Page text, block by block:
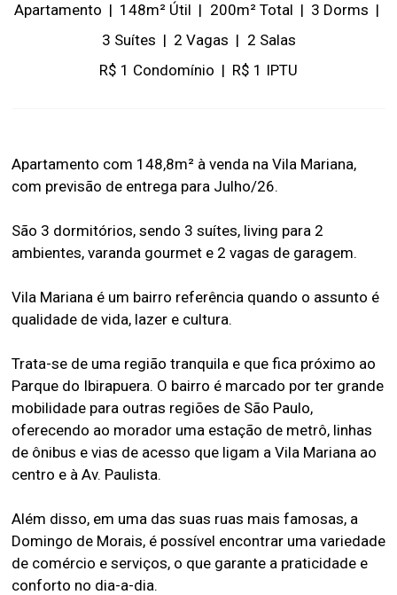
Apartamento | 148m² Útil | 200m² Total | 3 Dorms |
3 Suítes | 2 Vagas | 2 Salas
R$ 1 Condomínio | R$ 1 IPTU
Apartamento com 148,8m² à venda na Vila Mariana,
com previsão de entrega para Julho/26.
São 3 dormitórios, sendo 3 suítes, living para 2
ambientes, varanda gourmet e 2 vagas de garagem.
Vila Mariana é um bairro referência quando o assunto é
qualidade de vida, lazer e cultura.
Trata-se de uma região tranquila e que fica próximo ao
Parque do Ibirapuera. O bairro é marcado por ter grande
mobilidade para outras regiões de São Paulo,
oferecendo ao morador uma estação de metrô, linhas
de ônibus e vias de acesso que ligam a Vila Mariana ao
centro e à Av. Paulista.
Além disso, em uma das suas ruas mais famosas, a
Domingo de Morais, é possível encontrar uma variedade
de comércio e serviços, o que garante a praticidade e